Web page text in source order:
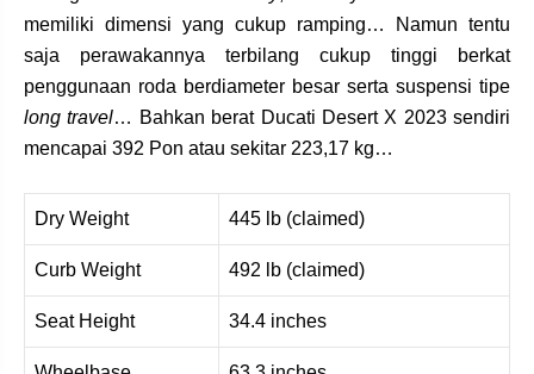
memiliki dimensi yang cukup ramping… Namun tentu
saja perawakannya terbilang cukup tinggi berkat
penggunaan roda berdiameter besar serta suspensi tipe
long travel… Bahkan berat Ducati Desert X 2023 sendiri
mencapai 392 Pon atau sekitar 223,17 kg…
Dry Weight 445 lb (claimed)
Curb Weight 492 lb (claimed)
Seat Height 34.4 inches